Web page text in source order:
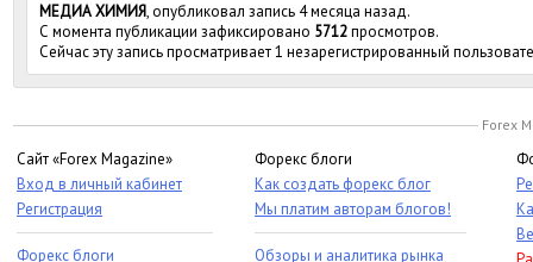
МЕДИА ХИМИЯ, опубликовал запись 4 месяца назад.
С момента публикации зафиксировано 5712просмотров.
Сейчас эту запись просматривает 1 незарегистрированный
Forex
Сайт «Forex Magazine»
Вход в личный кабинет
Регистрация
Форекс блоги
Форекс блоги
Как создать форекс блог
Мы платим авторам блогов!
Обзоры и аналитика рынка